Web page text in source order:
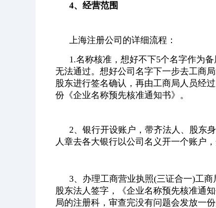
4、经营范围
上海注册公司的详细流程：
1.名称核准，想好不下5个名字作为
无法通过。想好公司名字下一步去工商
股东进行签名确认，再由工商局人员经
份《企业名称预先核准通知书》。
2、银行开设账户，带齐法人、股东
人章去各大银行以公司名义开一个账户
3、办理工商营业执照(三证合一)工
股东法人签字，《企业名称预先核准通
局的注册科，审查完没有问题会发放一份